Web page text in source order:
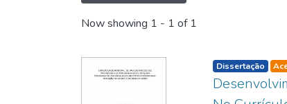
Now showing 1 - 1 of 1
Dissertação